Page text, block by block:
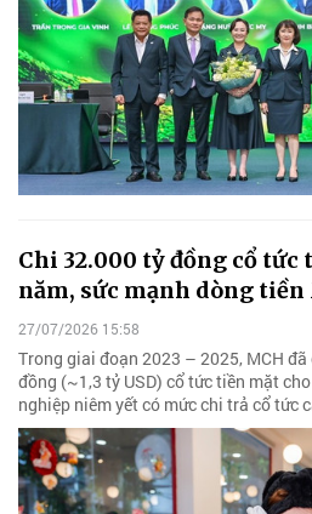
Chi 32.000 tỷ đồng cổ
năm, sức mạnh dòng tiền
27/07/2026 15:58
Trong giai đoạn 2023 – 2025, MCH
đồng (~1,3 tỷ USD) cổ tức tiền mặt
nghiệp niêm yết có mức chi trả cổ tức